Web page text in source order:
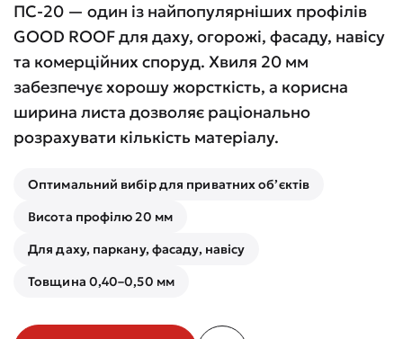
ПС-20 — один із найпопулярніших профілів
GOOD ROOF для даху, огорожі, фасаду, навісу
та комерційних споруд. Хвиля 20 мм
забезпечує хорошу жорсткість, а корисна
ширина листа дозволяє раціонально
розрахувати кількість матеріалу.
Оптимальний вибір для приватних об’єктів
Висота профілю 20 мм
Для даху, паркану, фасаду, навісу
Товщина 0,40–0,50 мм